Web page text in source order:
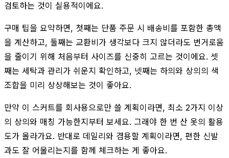
검토하는 것이 실용적이에요.
구매 팁을 요약하면, 첫째는 단품 주문 시 배송비를 포함한 총액
을 계산하고, 둘째는 교환비가 생각보다 크지 않더라도 번거로움
을 줄이기 위해 처음부터 사이즈를 신중히 고르는 것이에요. 셋
째는 세탁과 관리가 쉬운지 확인하고, 넷째는 하의와 상의의 색
조합을 미리 상상해보는 것이 좋아요.
만약 이 스커트를 회사용으로만 쓸 계획이라면, 최소 2가지 이상
의 상의와 매칭 가능한지부터 보세요. 그래야 한 번 산 옷의 활용
도가 올라가요. 반대로 데일리와 겸용할 계획이라면, 편한 신발
과도 잘 어울리는지를 함께 체크하는 게 좋아요.